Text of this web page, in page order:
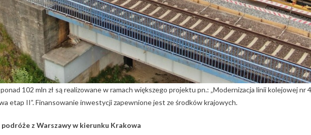
102 mln zł są realizowane w ramach większego projektu pn.: „Modernizacja linii kolejowej nr 4
etap II”. Finansowanie inwestycji zapewnione jest ze środków krajowych.
z Warszawy w kierunku Krakowa